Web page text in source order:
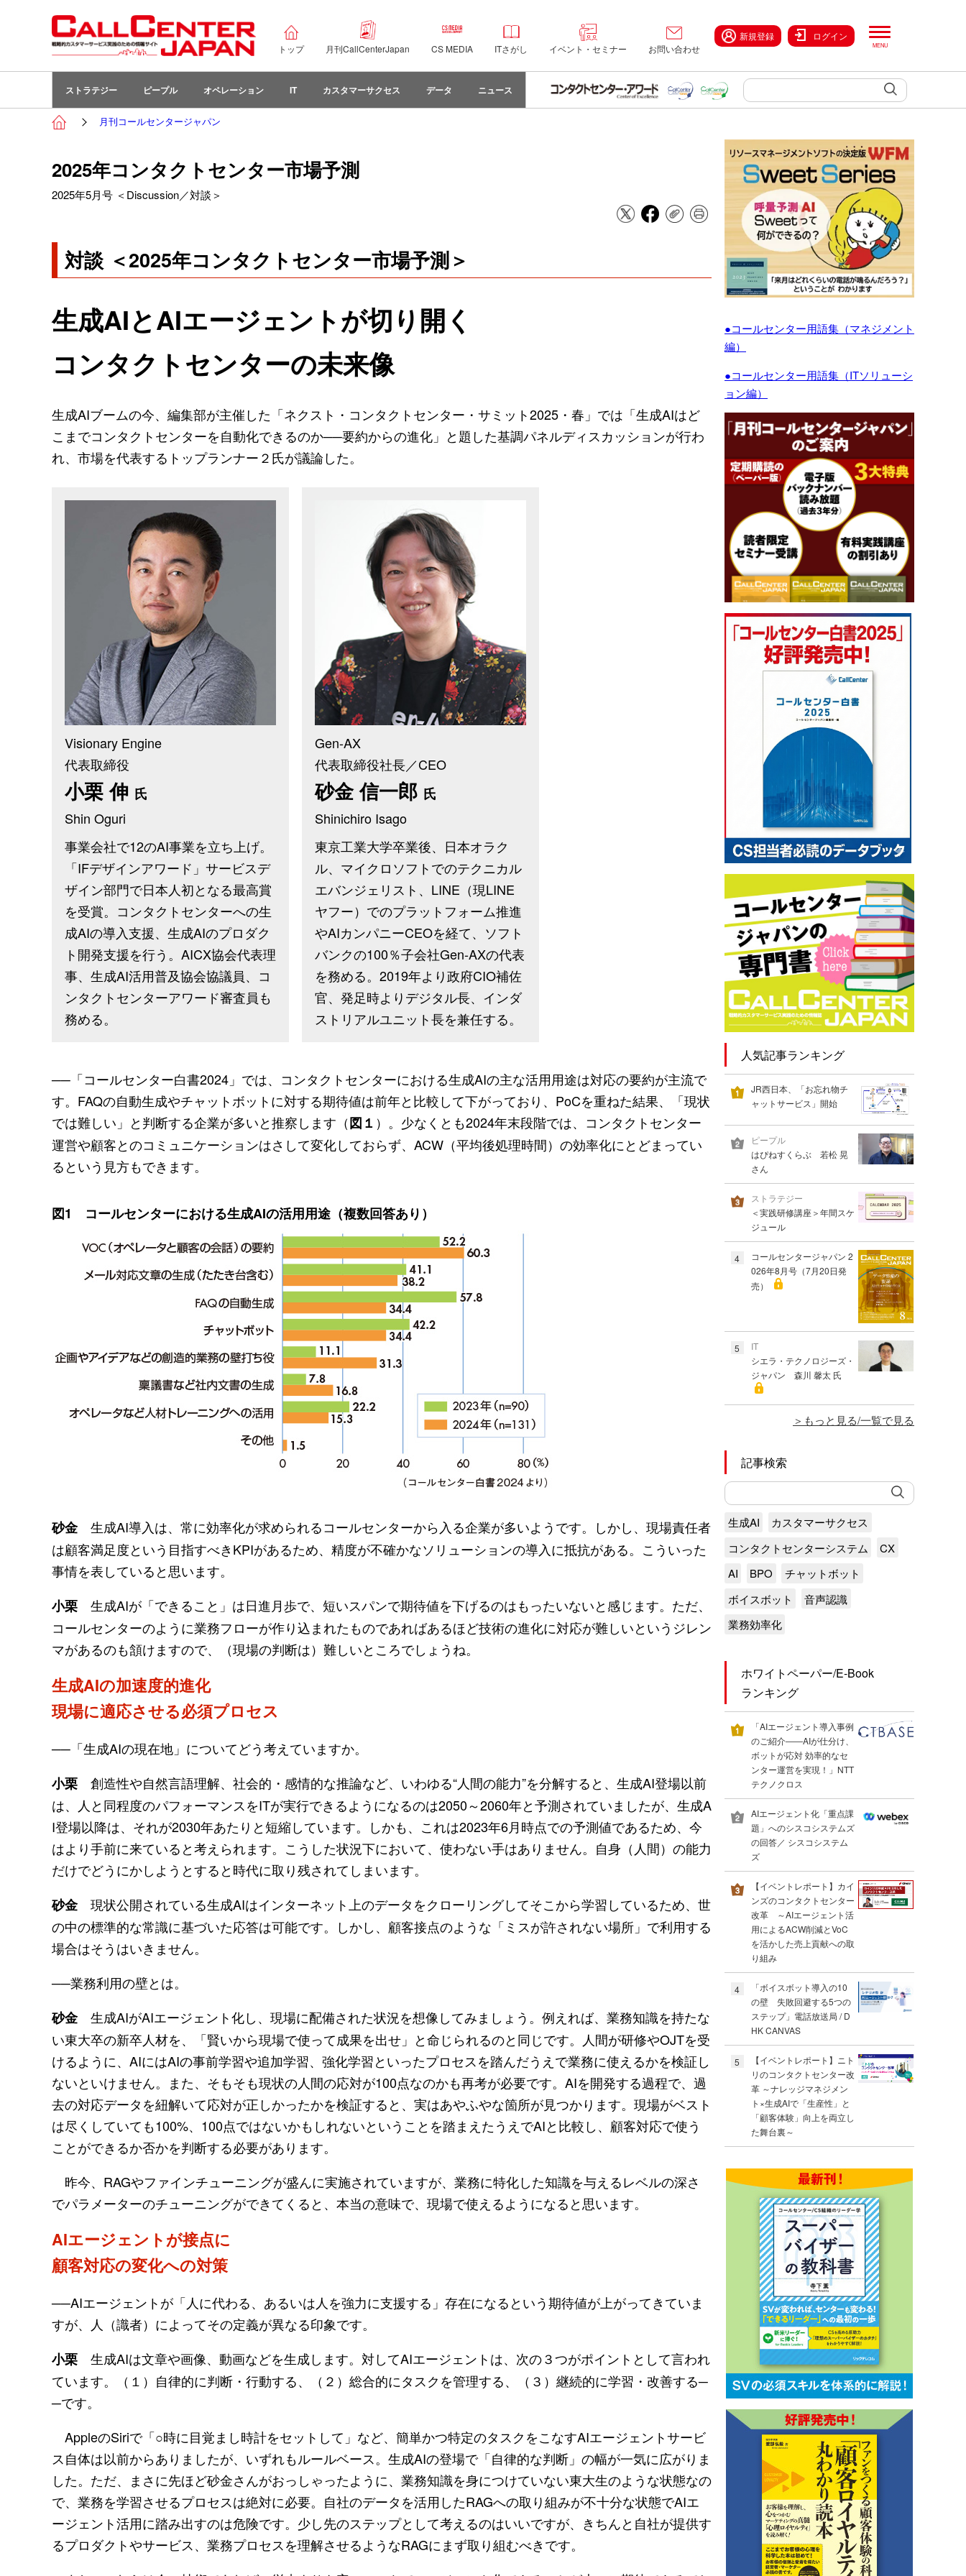
トップ 月刊CallCenterJapan CS MEDIA ITさがし イベント・セミナー お問い合わせ
新規登録 ログイン
ストラテジー ピープル オペレーション IT カスタマーサクセス データ ニュース
月刊コールセンタージャパン
2025年コンタクトセンター市場予測
2025年5月号 ＜Discussion／対談＞
対談 ＜2025年コンタクトセンター市場予測＞
生成AIとAIエージェントが切り開く
コンタクトセンターの未来像
生成AIブームの今、編集部が主催した「ネクスト・コンタクトセンター・サミット2025・春」では「生成AIはど
こまでコンタクトセンターを自動化できるのか──要約からの進化」と題した基調パネルディスカッションが行わ
れ、市場を代表するトップランナー２氏が議論した。
Visionary Engine
代表取締役
小栗 伸 氏
Shin Oguri
事業会社で12のAI事業を立ち上げ。
「IFデザインアワード」サービスデ
ザイン部門で日本人初となる最高賞
を受賞。コンタクトセンターへの生
成AIの導入支援、生成AIのプロダク
ト開発支援を行う。AICX協会代表理
事、生成AI活用普及協会協議員、コ
ンタクトセンターアワード審査員も
務める。
Gen-AX
代表取締役社長／CEO
砂金 信一郎 氏
Shinichiro Isago
東京工業大学卒業後、日本オラク
ル、マイクロソフトでのテクニカル
エバンジェリスト、LINE（現LINE
ヤフー）でのプラットフォーム推進
やAIカンパニーCEOを経て、ソフト
バンクの100％子会社Gen-AXの代表
を務める。2019年より政府CIO補佐
官、発足時よりデジタル長、インダ
ストリアルユニット長を兼任する。
──「コールセンター白書2024」では、コンタクトセンターにおける生成AIの主な活用用途は対応の要約が主流で
す。FAQの自動生成やチャットボットに対する期待値は前年と比較して下がっており、PoCを重ねた結果、「現状
では難しい」と判断する企業が多いと推察します（図１ ）。少なくとも2024年末段階では、コンタクトセンター
運営や顧客とのコミュニケーションはさして変化しておらず、ACW（平均後処理時間）の効率化にとどまってい
るという見方もできます。
図1 コールセンターにおける生成AIの活用用途（複数回答あり）
砂金生成AI導入は、常に効率化が求められるコールセンターから入る企業が多いようです。しかし、現場責任者
は顧客満足度という目指すべきKPIがあるため、精度が不確かなソリューションの導入に抵抗がある。こういった
事情を表していると思います。
小栗 生成AIが「できること」は日進月歩で、短いスパンで期待値を下げるのはもったいないと感じます。ただ、
コールセンターのように業務フローが作り込まれたものであればあるほど技術の進化に対応が難しいというジレン
マがあるのも頷けますので、（現場の判断は）難しいところでしょうね。
生成AIの加速度的進化
現場に適応させる必須プロセス
──「生成AIの現在地」についてどう考えていますか。
小栗 創造性や自然言語理解、社会的・感情的な推論など、いわゆる“人間の能力”を分解すると、生成AI登場以前
は、人と同程度のパフォーマンスをITが実行できるようになるのは2050～2060年と予測されていましたが、生成A
I登場以降は、それが2030年あたりと短縮しています。しかも、これは2023年6月時点での予測値であるため、今
はより手前に来ていると考えられます。こうした状況下において、使わない手はありません。自身（人間）の能力
だけでどうにかしようとすると時代に取り残されてしまいます。
砂金現状公開されている生成AIはインターネット上のデータをクローリングしてそこから学習しているため、世
の中の標準的な常識に基づいた応答は可能です。しかし、顧客接点のような「ミスが許されない場所」で利用する
場合はそうはいきません。
──業務利用の壁とは。
砂金生成AIがAIエージェント化し、現場に配備された状況を想像してみましょう。例えれば、業務知識を持たな
い東大卒の新卒人材を、「賢いから現場で使って成果を出せ」と命じられるのと同じです。人間が研修やOJTを受
けるように、AIにはAIの事前学習や追加学習、強化学習といったプロセスを踏んだうえで業務に使えるかを検証し
ないといけません。また、そもそも現状の人間の応対が100点なのかも再考が必要です。AIを開発する過程で、過
去の対応データを紐解いて応対が正しかったかを検証すると、実はあやふやな箇所が見つかります。現場がベスト
は尽くしていても100%、100点ではないかもしれないということを踏まえたうえでAIと比較し、顧客対応で使う
ことができるか否かを判断する必要があります。
昨今、RAGやファインチューニングが盛んに実施されていますが、業務に特化した知識を与えるレベルの深さ
でパラメーターのチューニングができてくると、本当の意味で、現場で使えるようになると思います。
AIエージェントが接点に
顧客対応の変化への対策
──AIエージェントが「人に代わる、あるいは人を強力に支援する」存在になるという期待値が上がってきていま
すが、人（識者）によってその定義が異なる印象です。
小栗 生成AIは文章や画像、動画などを生成します。対してAIエージェントは、次の３つがポイントとして言われ
ています。（１）自律的に判断・行動する、（２）総合的にタスクを管理する、（３）継続的に学習・改善する─
─です。
AppleのSiriで「○時に目覚まし時計をセットして」など、簡単かつ特定のタスクをこなすAIエージェントサービ
ス自体は以前からありましたが、いずれもルールベース。生成AIの登場で「自律的な判断」の幅が一気に広がりま
した。ただ、まさに先ほど砂金さんがおっしゃったように、業務知識を身につけていない東大生のような状態なの
で、業務を学習させるプロセスは絶対に必要。自社のデータを活用したRAGへの取り組みが不十分な状態でAIエ
ージェント活用に踏み出すのは危険です。少し先のステップとして考えるのはいいですが、きちんと自社が提供す
るプロダクトやサービス、業務プロセスを理解させるようなRAGにまず取り組むべきです。
●コールセンター用語集（マネジメント
編）
●コールセンター用語集（ITソリューシ
ョン編）
人気記事ランキング
JR西日本、「お忘れ物チ
ャットサービス」開始
ピープル
はぴねすくらぶ 若松 晃
さん
ストラテジー
＜実践研修講座＞年間スケ
ジュール
4
コールセンタージャパン 2
026年8月号（7月20日発
売）
5
IT
シエラ・テクノロジーズ・
ジャパン 森川 馨太 氏
もっと見る/一覧で見る
記事検索
生成AI
カスタマーサクセス
コンタクトセンターシステム
CX
AI
BPO
チャットボット
ボイスボット
音声認識
業務効率化
ホワイトペーパー/E-Book
ランキング
「AIエージェント導入事例
のご紹介――AIが仕分け、
ボットが応対 効率的なセ
ンター運営を実現！」NTT
テクノクロス
AIエージェント化「重点課
題」へのシスコシステムズ
の回答／ シスコシステム
ズ
【イベントレポート】カイ
ンズのコンタクトセンター
改革 ～AIエージェント活
用によるACW削減とVoC
を活かした売上貢献への取
り組み
4
「ボイスボット導入の10
の壁 失敗回避する5つの
ステップ」電話放送局 / D
HK CANVAS
5
【イベントレポート】ニト
リのコンタクトセンター改
革 ～ナレッジマネジメン
ト×生成AIで「生産性」と
「顧客体験」向上を両立し
た舞台裏～